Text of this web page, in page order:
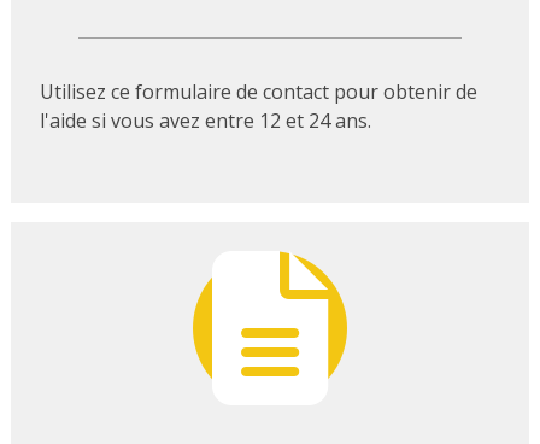
Utilisez ce formulaire de contact pour obtenir de
l'aide si vous avez entre 12 et 24 ans.